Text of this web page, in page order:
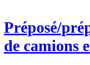
Préposé/
de camions